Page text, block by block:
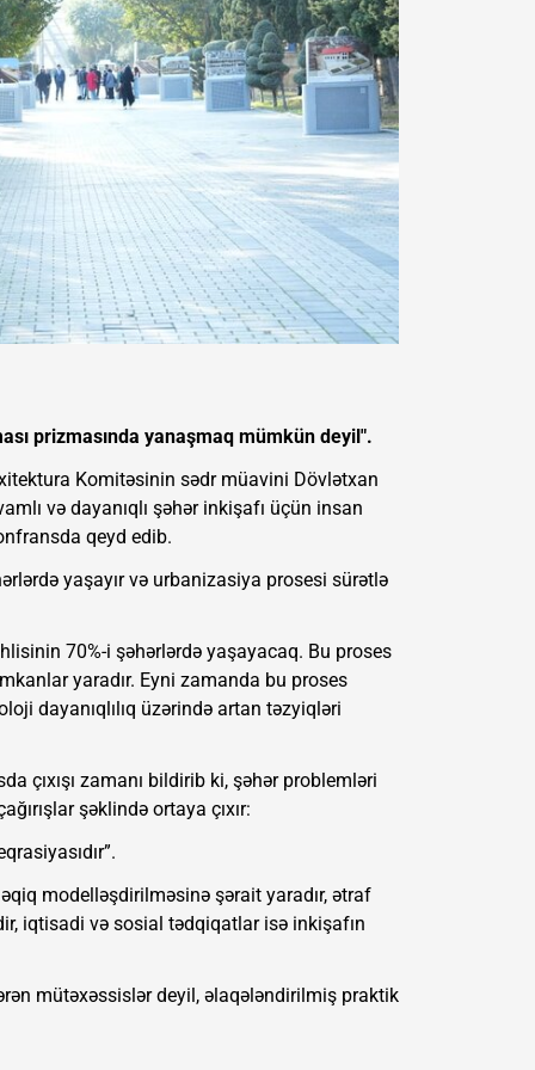
prizmasında yanaşmaq mümkün deyil".
Komitəsinin sədr müavini Dövlətxan
və dayanıqlı şəhər inkişafı üçün insan
qeyd edib.
yaşayır və urbanizasiya prosesi sürətlə
70%-i şəhərlərdə yaşayacaq. Bu proses
yaradır. Eyni zamanda bu proses
dayanıqlılıq üzərində artan təzyiqləri
çıxışı zamanı bildirib ki, şəhər problemləri
şəklində ortaya çıxır:
modelləşdirilməsinə şərait yaradır, ətraf
iqtisadi və sosial tədqiqatlar isə inkişafın
mütəxəssislər deyil, əlaqələndirilmiş praktik